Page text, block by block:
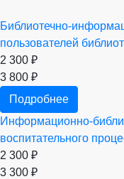
Библиотечно-
пользователей
2 300 ₽
3 800 ₽
Подробнее
Информационно-
воспитательного
2 300 ₽
3 300 ₽